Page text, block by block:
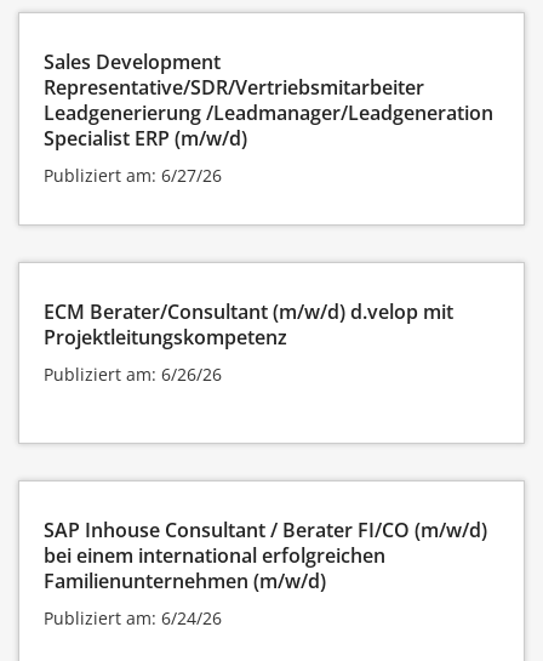
Sales Development
Representative/SDR/Vertriebsmitarbeiter
Leadgenerierung /Leadmanager/Leadgeneration
Specialist ERP (m/w/d)
Publiziert am: 6/27/26
ECM Berater/Consultant (m/w/d) d.velop mit
Projektleitungskompetenz
Publiziert am: 6/26/26
SAP Inhouse Consultant / Berater FI/CO (m/w/d)
bei einem international erfolgreichen
Familienunternehmen (m/w/d)
Publiziert am: 6/24/26